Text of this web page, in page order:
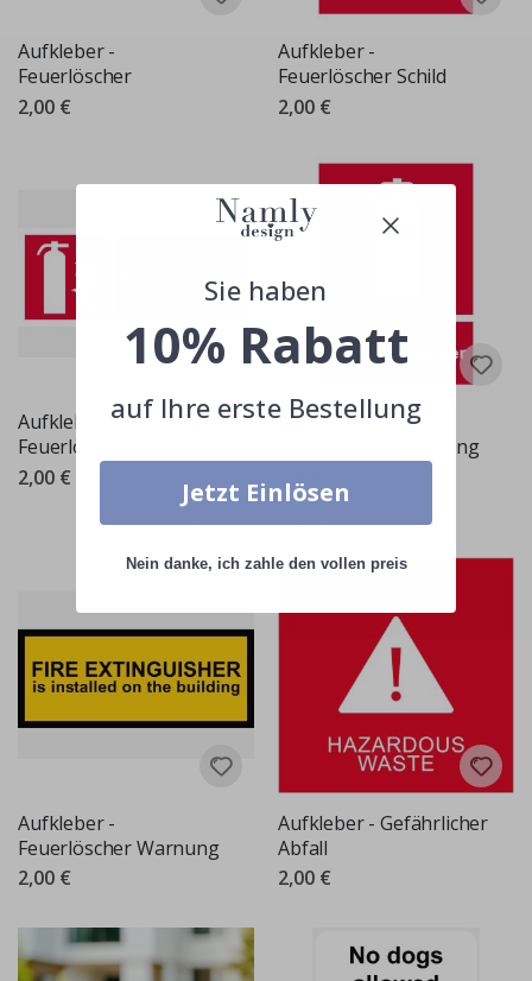
Aufkleber -
Feuerlöscher
2,00 €
Aufkleber -
Feuerlöscher Schild
2,00 €
Aufkleber -
Feuerlöscher Schild
2,00 €
Aufkleber -
Feuerlöscher Warnung
2,00 €
4.0
Aufkleber -
Feuerlöscher Warnung
2,00 €
Aufkleber - Gefährlicher
Abfall
2,00 €
Sie haben
10% Rabatt
auf Ihre erste Bestellung
Jetzt Einlösen
Nein danke, ich zahle den vollen preis